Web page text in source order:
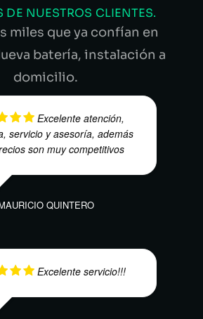
DE NUESTROS CLIENTES.
miles que ya confían en
batería, instalación a
domicilio.
Excelente atención,
servicio y asesoría, además
son muy competitivos
QUINTERO
Excelente servicio!!!